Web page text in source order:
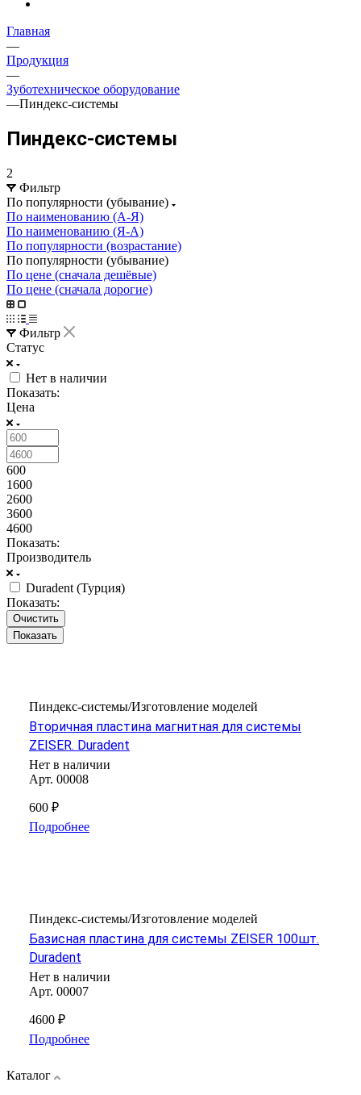
Главная
—
Продукция
—
Зуботехническое оборудование
—Пиндекс-системы
Пиндекс-системы
2
Фильтр
По популярности (убывание)
По наименованию (А-Я)
По наименованию (Я-А)
По популярности (возрастание)
По популярности (убывание)
По цене (сначала дешёвые)
По цене (сначала дорогие)
Фильтр
Статус
Нет в наличии
Показать:
Цена
600
1600
2600
3600
4600
Показать:
Производитель
Duradent (Турция)
Показать:
Очистить
Пиндекс-системы/Изготовление моделей
Вторичная пластина магнитная для системы
ZEISER. Duradent
Нет в наличии
Арт. 00008
600 ₽
Подробнее
Пиндекс-системы/Изготовление моделей
Базисная пластина для системы ZEISER 100шт.
Duradent
Нет в наличии
Арт. 00007
4600 ₽
Подробнее
Каталог